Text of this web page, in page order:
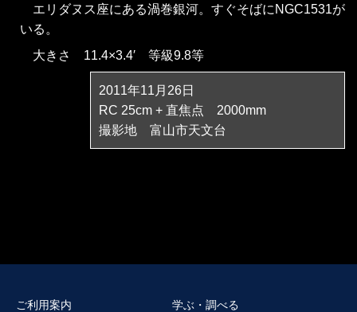
エリダヌス座にある渦巻銀河。すぐそばにNGC1531が
いる。
大きさ 11.4×3.4′ 等級9.8等
2011年11月26日
RC 25cm + 直焦点 2000mm
撮影地 富山市天文台
ご利用案内 学ぶ・調べる